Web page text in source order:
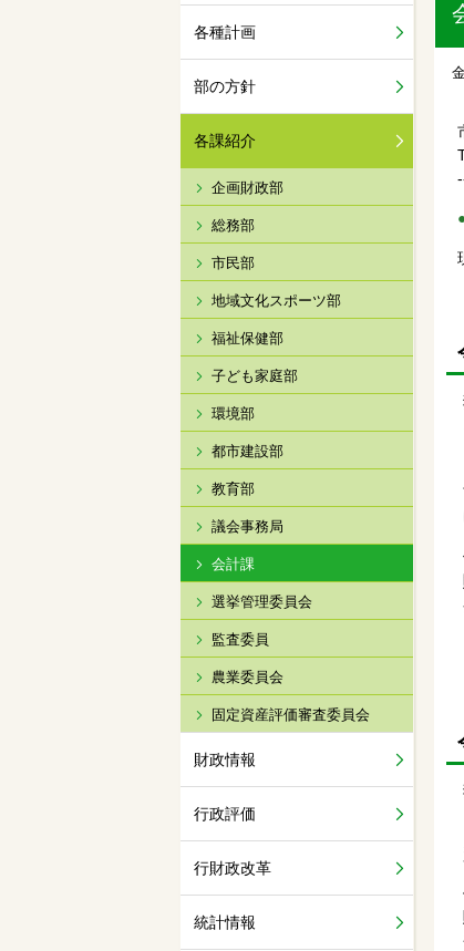
各種計画
部の方針
各課紹介
企画財政部
総務部
市民部
地域文化スポーツ部
福祉保健部
子ども家庭部
環境部
都市建設部
教育部
議会事務局
会計課
選挙管理委員会
監査委員
農業委員会
固定資産評価審査委員会
財政情報
行政評価
行財政改革
統計情報